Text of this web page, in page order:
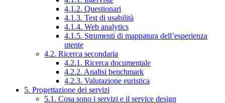
4.1.2. Questionari
4.1.3. Test di usabilità
4.1.4. Web analytics
4.1.5. Strumenti di mappatura dell’esperienza
utente
4.2. Ricerca secondaria
4.2.1. Ricerca documentale
4.2.2. Analisi benchmark
4.2.3. Valutazione euristica
5. Progettazione dei servizi
5.1. Cosa sono i servizi e il service design